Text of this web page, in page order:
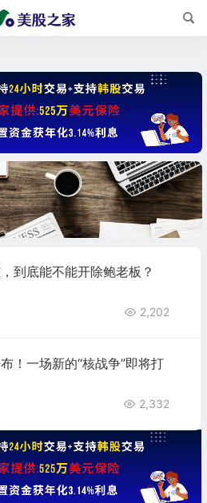
到底能不能开除鲍老板？
2,202
！一场新的“核战争”即将打
2,332